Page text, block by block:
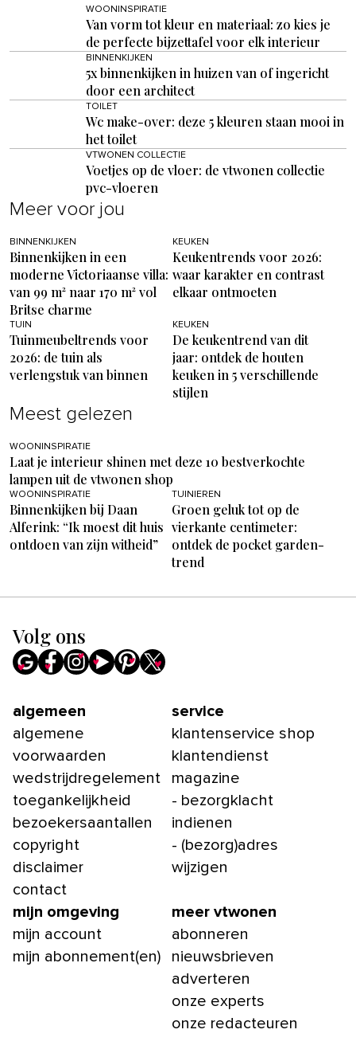
WOONINSPIRATIE
Van vorm tot kleur en materiaal: zo kies je
de perfecte bijzettafel voor elk interieur
BINNENKIJKEN
5x binnenkijken in huizen van of ingericht
door een architect
TOILET
Wc make-over: deze 5 kleuren staan mooi in
het toilet
VTWONEN COLLECTIE
Voetjes op de vloer: de vtwonen collectie
pvc-vloeren
Meer voor jou
BINNENKIJKEN
Binnenkijken in een
moderne Victoriaanse villa:
van 99 m² naar 170 m² vol
Britse charme
KEUKEN
Keukentrends voor 2026:
waar karakter en contrast
elkaar ontmoeten
TUIN
Tuinmeubeltrends voor
2026: de tuin als
verlengstuk van binnen
KEUKEN
De keukentrend van dit
jaar: ontdek de houten
keuken in 5 verschillende
stijlen
Meest gelezen
WOONINSPIRATIE
Laat je interieur shinen met deze 10 bestverkochte
lampen uit de vtwonen shop
WOONINSPIRATIE
Binnenkijken bij Daan
Alferink: “Ik moest dit huis
ontdoen van zijn witheid”
TUINIEREN
Groen geluk tot op de
vierkante centimeter:
ontdek de pocket garden-
trend
Volg ons
algemeen
algemene
voorwaarden
wedstrijdregelement
toegankelijkheid
bezoekersaantallen
copyright
disclaimer
contact
service
klantenservice shop
klantendienst
magazine
- bezorgklacht
indienen
- (bezorg)adres
wijzigen
mijn omgeving
mijn account
mijn abonnement(en)
meer vtwonen
abonneren
nieuwsbrieven
adverteren
onze experts
onze redacteuren